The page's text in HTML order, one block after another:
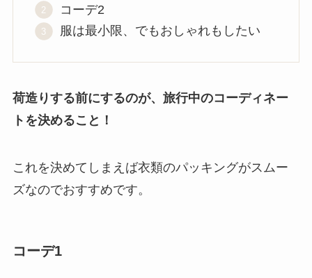
コーデ2
服は最小限、でもおしゃれもしたい
荷造りする前にするのが、旅行中のコーディネー
トを決めること！
これを決めてしまえば衣類のパッキングがスムー
ズなのでおすすめです。
コーデ1